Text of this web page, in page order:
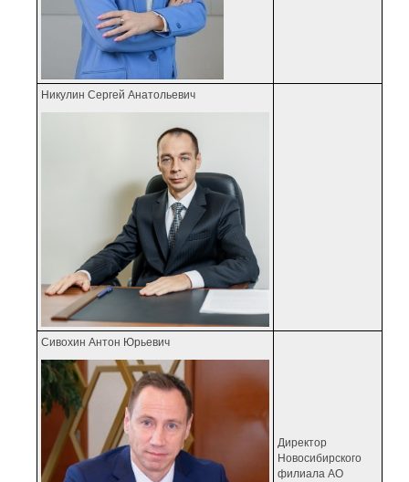
Никулин Сергей Анатольевич
Сивохин Антон Юрьевич
Директор
Новосибирского
филиала АО